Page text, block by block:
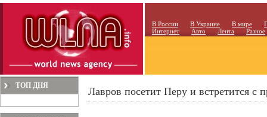
В России В Украине В мире
Интернет
Авто Лента Разное
ТОП ДНЯ Лавров посетит Перу и встретится с